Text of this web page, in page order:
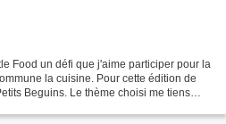
Food un défi que j'aime participer pour la
la cuisine. Pour cette édition de
Beguins. Le thème choisi me tiens